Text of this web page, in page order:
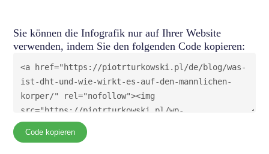
Sie können die Infografik nur auf Ihrer Website
verwenden, indem Sie den folgenden Code kopieren:
Code kopieren